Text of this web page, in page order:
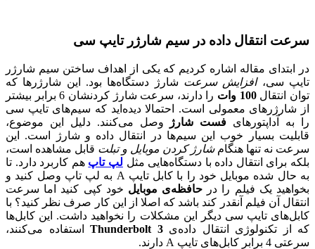
سرعت انتقال داده در سیم شارژر تایپ سی
در ابتدای مقاله اشاره کردیم که یکی از اهداف ساختن سیم شارژر
تایپ سی،افزایش سرعت شارژ دستگاه‌ها بود. این شارژرها که
توان انتقال 100 وات
را دارند، سرعت شارژ کردنشان 6 برابر بیشتر
از شارژرهای معمولی است. احتمالا دیده‌اید که سیم‌های تایپ سی
را به آداپتورهای فست شارژ
وصل می‌کنند. دلیل این موضوع،
قابلیت بسیار خوب این سیم‌ها در انتقال داده و شارژ است. این
سرعت نه تنها هنگامشارژ کردن موبایل و تبلت قابل مشاهده است،
بلکه برای انتقال داده با دستگاه‌هایی مثل لپ تاپ هم کاربرد دارد. تا
به حال شده موبایل خود را با کابل تایپ A به لپ تاپ وصل کنید و
بخواهید یک فیلم را در حافظه‌ی موبایل خود کپی کنید اما سرعت
انتقال آن فیلم آنقدر کند باشد که اصلا از این کار صرف نظر ‌کنید؟ با
کابل‌های تایپ سی دیگر این مشکلات را نخواهید داشت. این کابل‌ها
که از تکنولوژی انتقال داده‌یThunderbolt 3 استفاده می‌کنند،
سرعتی 4 برابر کابل‌های تایپ A دارند.